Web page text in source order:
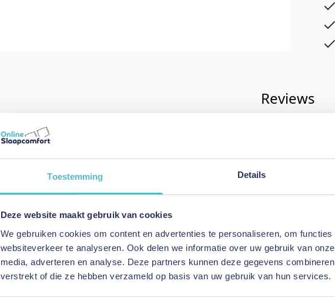
Toestemming Details
Deze website maakt gebruik van cookies
We gebruiken cookies om content en advertenties te personaliseren, om
websiteverkeer te analyseren. Ook delen we informatie over uw gebruik van
media, adverteren en analyse. Deze partners kunnen deze gegevens
verstrekt of die ze hebben verzameld op basis van uw gebruik van hun services.
97% katoen - 3% elastan
Taupe
35 cm
Bali Mako Jersey
Reviews
Review